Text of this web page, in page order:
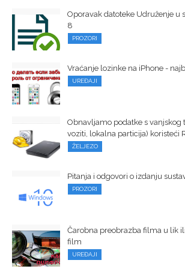
Oporavak datoteke Udruženje u
8
PROZORI
Vraćanje lozinke na iPhone -
UREĐAJI
Obnavljamo podatke s vanjskog
voziti, lokalna particija) koristeći
ŽELJEZO
Pitanja i odgovori o izdanju
PROZORI
Čarobna preobrazba filma u lik
film
UREĐAJI